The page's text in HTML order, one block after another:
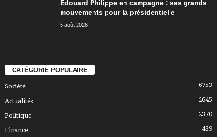
Edouard Philippe en campagne : ses grands
mouvements pour la présidentielle
5 août 2026
CATÉGORIE POPULAIRE
Société 6753
Actualités 2645
Politique 2370
Finance 439